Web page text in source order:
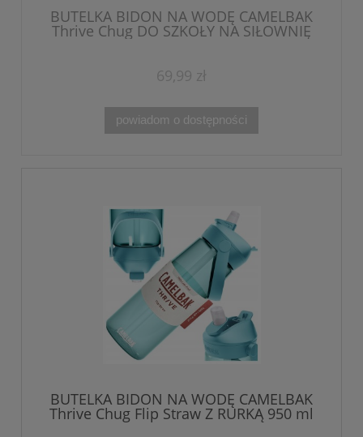
BUTELKA BIDON NA WODĘ CAMELBAK
Thrive Chug DO SZKOŁY NA SIŁOWNIĘ
69,99 zł
powiadom o dostępności
BUTELKA BIDON NA WODĘ CAMELBAK
Thrive Chug Flip Straw Z RURKĄ 950 ml